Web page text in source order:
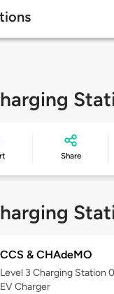
Share
CCS & CHAdeMO
Level 3 Charging Station
EV Charger